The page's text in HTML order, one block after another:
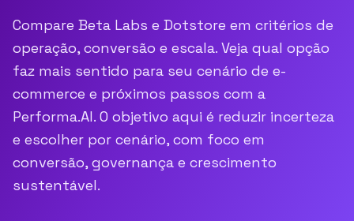
Compare Beta Labs e Dotstore em critérios de
operação, conversão e escala. Veja qual opção
faz mais sentido para seu cenário de e-
commerce e próximos passos com a
Performa.AI. O objetivo aqui é reduzir incerteza
e escolher por cenário, com foco em
conversão, governança e crescimento
sustentável.